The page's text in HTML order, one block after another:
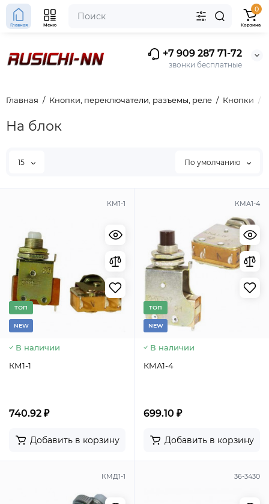
+7 909 287 71-72
звонки бесплатные
Главная Меню
0
Корзина
Главная Кнопки, переключатели, разъемы, реле Кнопки
На блок
15 По умолчанию
КМ1-1
TОП
NEW
В наличии
КМ1-1
740.92 ₽
Добавить в корзину
КМА1-4
TОП
NEW
В наличии
КМА1-4
699.10 ₽
Добавить в корзину
КМД1-1 36-3430